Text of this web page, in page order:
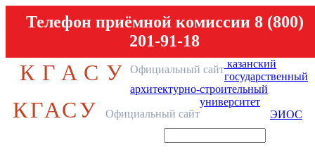
Телефон приёмной комиссии 8 (800)
201-91-18
КГАСУ Официальный сайт казанский
государственный
архитектурно-строительный
университет
КГАСУ Официальный сайт ЭИОС